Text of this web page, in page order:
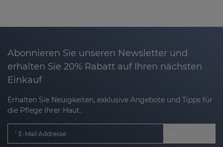
Abonnieren Sie unseren Newsletter und
erhalten Sie 20% Rabatt auf Ihren nächsten
Einkauf
Erhalten Sie Neuigkeiten, exklusive Angebote und Tipps für
die Pflege Ihrer Haut.
E-Mail Addresse